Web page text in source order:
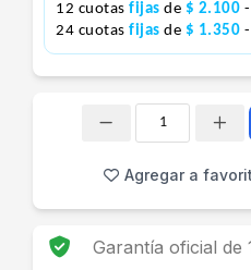
12 cuotas fijas de $ 2.100
24 cuotas fijas de $ 1.350
Agregar a
Garantía oficial de